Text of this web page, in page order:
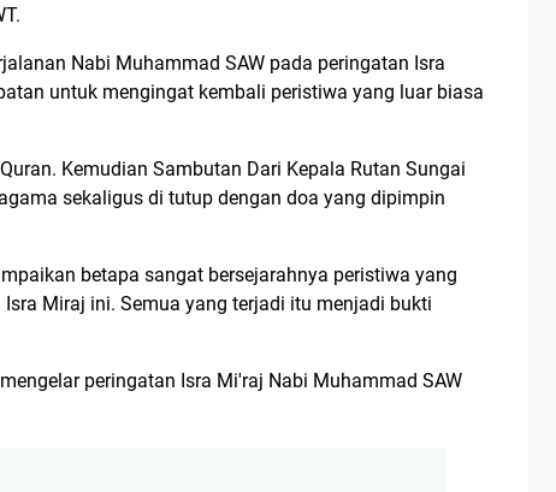
Nabi Muhammad SAW pada peringatan Isra
untuk mengingat kembali peristiwa yang luar biasa
Kemudian Sambutan Dari Kepala Rutan Sungai
sekaligus di tutup dengan doa yang dipimpin
betapa sangat bersejarahnya peristiwa yang
Miraj ini. Semua yang terjadi itu menjadi bukti
peringatan Isra Mi'raj Nabi Muhammad SAW